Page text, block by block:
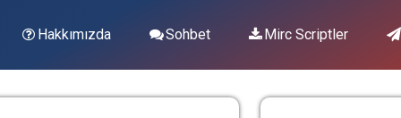
Hakkımızda Sohbet Mirc Scriptler